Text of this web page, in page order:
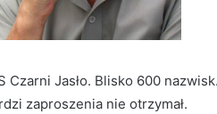
Jasło. Blisko 600
zaproszenia nie otrzymał.